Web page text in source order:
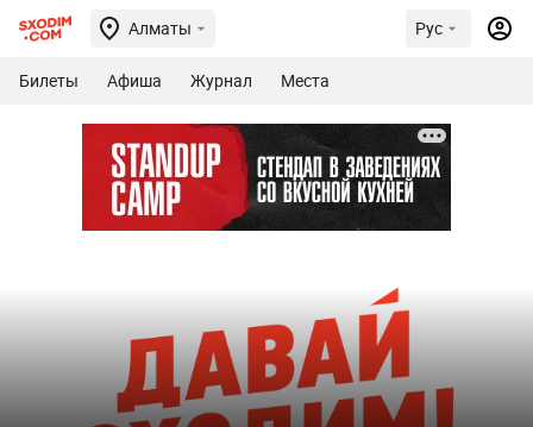
Алматы Рус
Билеты Афиша Журнал Места